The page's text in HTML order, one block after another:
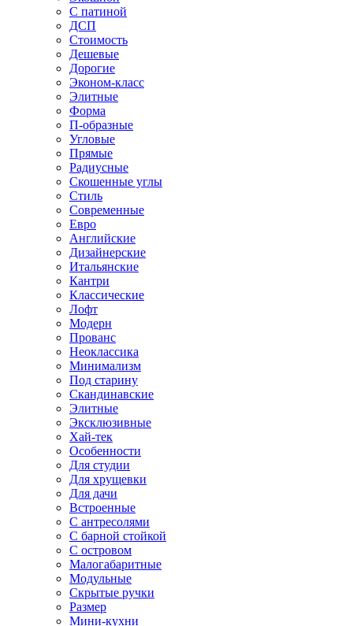
С патиной
ДСП
Стоимость
Дешевые
Дорогие
Эконом-класс
Элитные
Форма
П-образные
Угловые
Прямые
Радиусные
Скошенные углы
Стиль
Современные
Евро
Английские
Дизайнерские
Итальянские
Кантри
Классические
Лофт
Модерн
Прованс
Неоклассика
Минимализм
Под старину
Скандинавские
Элитные
Эксклюзивные
Хай-тек
Особенности
Для студии
Для хрущевки
Для дачи
Встроенные
С антресолями
С барной стойкой
С островом
Малогабаритные
Модульные
Скрытые ручки
Размер
Мини-кухни